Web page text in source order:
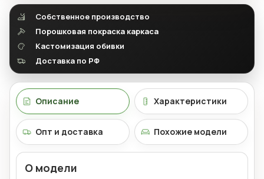
Собственное производство
Порошковая покраска каркаса
Кастомизация обивки
Доставка по РФ
Описание Характеристики
Опт и доставка Похожие модели
О модели